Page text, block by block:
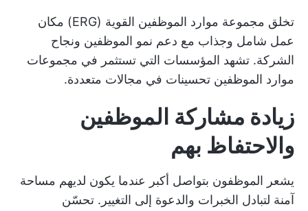
تخلق مجموعة موارد الموظفين القوية (ERG) مكان
عمل شامل وجذاب مع دعم نمو الموظفين ونجاح
الشركة. تشهد المؤسسات التي تستثمر في مجموعات
موارد الموظفين تحسينات في مجالات متعددة.
زيادة مشاركة الموظفين
والاحتفاظ بهم
يشعر الموظفون بتواصل أكبر عندما يكون لديهم مساحة
آمنة لتبادل الخبرات والدعوة إلى التغيير. تحسّن